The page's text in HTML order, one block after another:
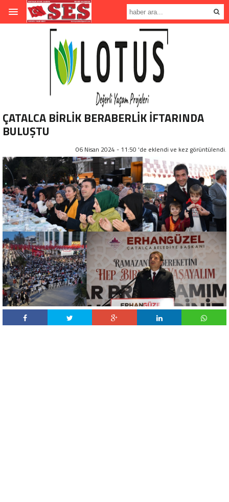
ÇATALCA BİRLİK BERABERLİK İFTARINDA
BULUŞTU
06 Nisan 2024 - 11:50 'de eklendi ve kez görüntülendi.